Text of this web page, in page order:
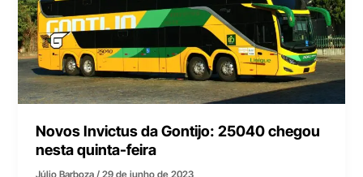
Novos Invictus da Gontijo: 25040 chegou
nesta quinta-feira